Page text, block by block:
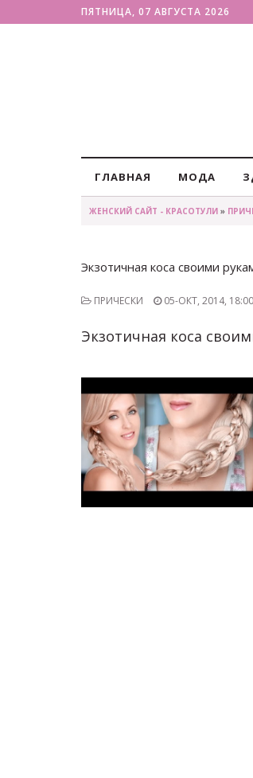
ПЯТНИЦА, 07 АВГУСТА 2026
ГЛАВНАЯ МОДА
ЖЕНСКИЙ САЙТ - КРАСОТУЛИ »
Экзотичная коса своими
ПРИЧЕСКИ 05-ОКТ, 2014, 18:00
Экзотичная коса